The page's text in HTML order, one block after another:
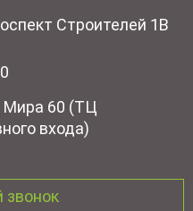
Строителей 1В
Мира 60 (ТЦ
входа)
звонок